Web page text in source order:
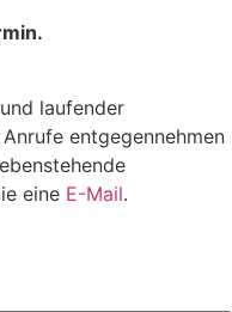
laufender
entgegennehmen
eine E-Mail.